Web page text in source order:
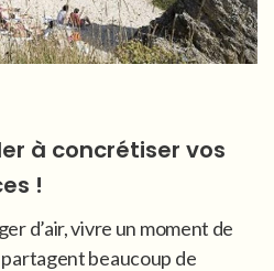
à concrétiser vos
!
d’air, vivre un moment de
beaucoup de